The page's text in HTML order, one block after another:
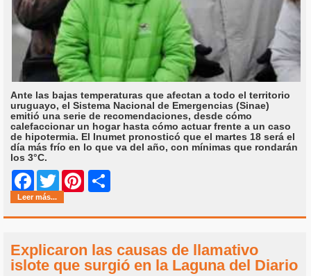
Ante las bajas temperaturas que afectan a todo el territorio
uruguayo, el Sistema Nacional de Emergencias (Sinae)
emitió una serie de recomendaciones, desde cómo
calefaccionar un hogar hasta cómo actuar frente a un caso
de hipotermia. El Inumet pronosticó que el martes 18 será el
día más frío en lo que va del año, con mínimas que rondarán
los 3°C.
Facebook
Twitter Pinterest
Leer más...
Explicaron las causas de llamativo
islote que surgió en la Laguna del Diario